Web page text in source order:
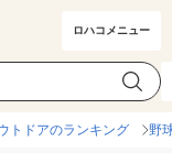
ロハコメニュー
カテゴリ選択
トドアのランキング 野